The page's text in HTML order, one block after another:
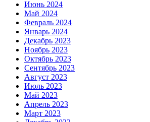
Июнь 2024
Май 2024
Февраль 2024
Январь 2024
Декабрь 2023
Ноябрь 2023
Октябрь 2023
Сентябрь 2023
Август 2023
Июль 2023
Май 2023
Апрель 2023
Март 2023